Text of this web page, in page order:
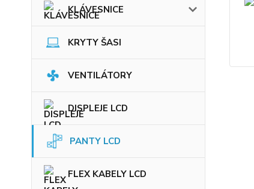
KLÁVESNICE
KRYTY ŠASI
VENTILÁTORY
DISPLEJE LCD
PANTY LCD
FLEX KABELY LCD